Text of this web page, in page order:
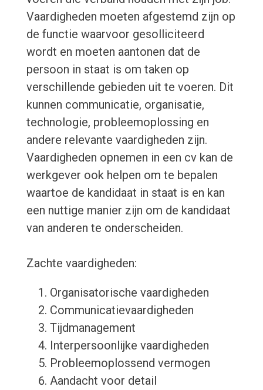
Vaardigheden moeten afgestemd zijn op
de functie waarvoor gesolliciteerd
wordt en moeten aantonen dat de
persoon in staat is om taken op
verschillende gebieden uit te voeren. Dit
kunnen communicatie, organisatie,
technologie, probleemoplossing en
andere relevante vaardigheden zijn.
Vaardigheden opnemen in een cv kan de
werkgever ook helpen om te bepalen
waartoe de kandidaat in staat is en kan
een nuttige manier zijn om de kandidaat
van anderen te onderscheiden.
Zachte vaardigheden:
Organisatorische vaardigheden
Communicatievaardigheden
Tijdmanagement
Interpersoonlijke vaardigheden
Probleemoplossend vermogen
Aandacht voor detail